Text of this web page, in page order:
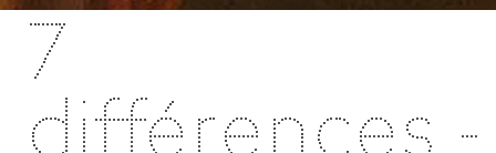
7
différences -